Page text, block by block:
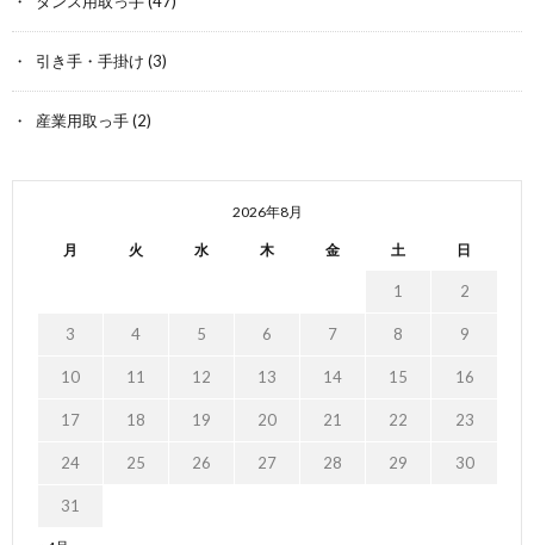
引き手・手掛け (3)
産業用取っ手(2)
2026年8月
月 火 水 木 金 土 日
1 2
3 4 5 6 7 8 9
10 11 12 13 14 15 16
17 18 19 20 21 22 23
24 25 26 27 28 29 30
31